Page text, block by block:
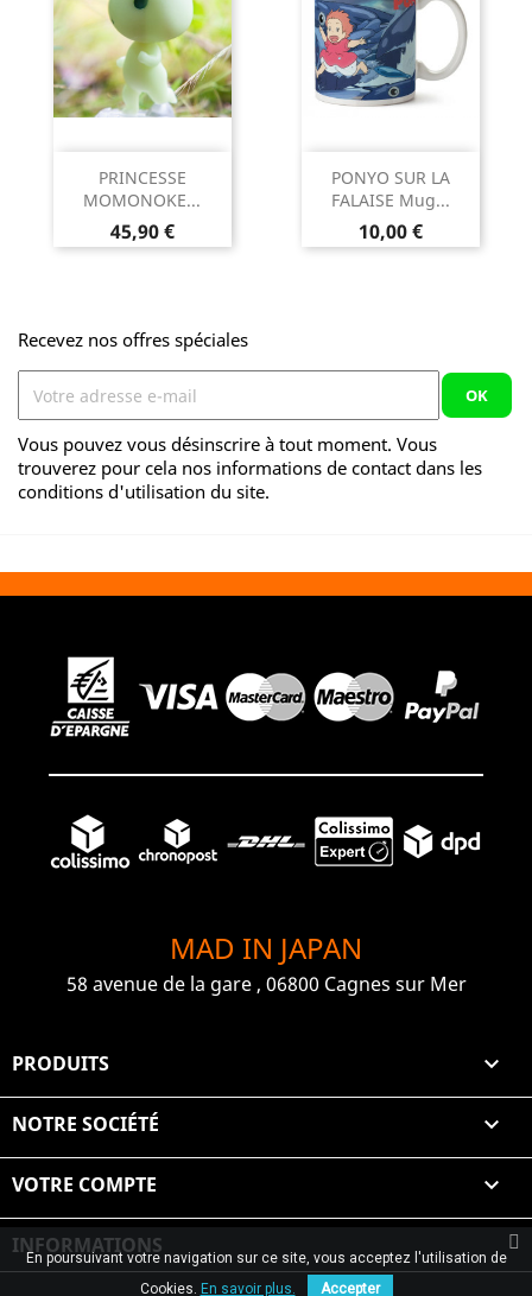
PRINCESSE
MOMONOKE...
Prix
45,90 €
PONYO SUR LA
FALAISE Mug...
Prix
10,00 €
Recevez nos offres spéciales
Vous pouvez vous désinscrire à tout moment. Vous
trouverez pour cela nos informations de contact dans les
conditions d'utilisation du site.
MAD IN JAPAN
58 avenue de la gare , 06800 Cagnes sur Mer
PRODUITS 
NOTRE SOCIÉTÉ 
VOTRE COMPTE 
INFORMATIONS
© 2026 Graiet Mehdi & Geelen
En poursuivant votre navigation sur ce site, vous acceptez l'utilisation de
Cookies. En savoir plus. Accepter